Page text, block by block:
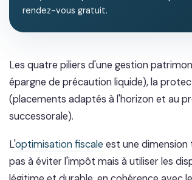
rendez-vous gratuit.
Les quatre piliers d'une gestion
épargne de précaution liquide), la
(placements adaptés à l'horizon et au
successorale).
L'optimisation fiscale est une dimension
pas à éviter l'impôt mais à utiliser les